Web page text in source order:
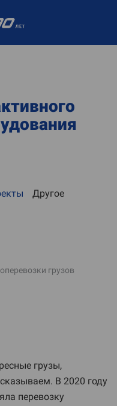
Другое
грузов
грузы,
В 2020 году
перевозку